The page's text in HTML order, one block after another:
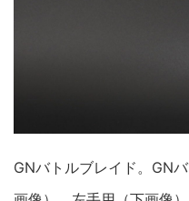
GNバトルブレイド。GN